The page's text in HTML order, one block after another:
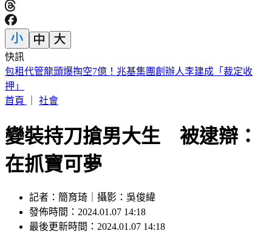
快訊
一路陪伴闖蕩足壇！球王梅西「父親病逝」 享壽68歲
首頁
變裝持刀搶男大生 被逮辯：
在抓寶可夢
發佈時間：2024.01.07 14:18
最後更新時間：2024.01.07 14:18